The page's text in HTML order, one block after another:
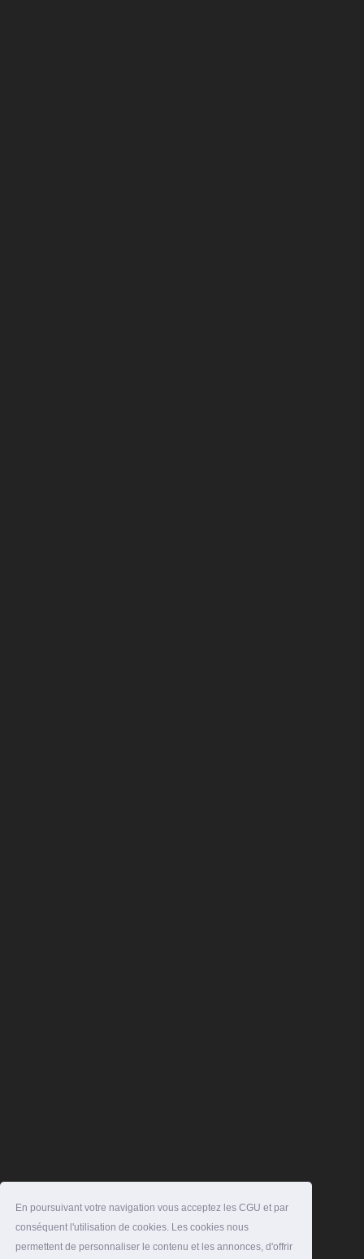
En poursuivant votre navigation vous acceptez les CGU et par
conséquent l'utilisation de cookies. Les cookies nous
permettent de personnaliser le contenu et les annonces, d'offrir